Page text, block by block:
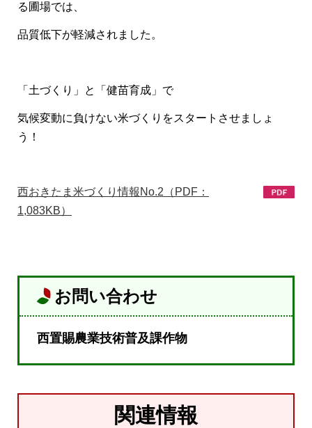
る圃場では、
品質低下が軽減されました。
「土づくり」と「健苗育成」で
気候変動に負けない米づくりをスタートさせましょ
う！
西おきたま米づくり情報No.2（PDF：
1,083KB）
お問い合わせ
西置賜農業技術普及課作物
関連情報